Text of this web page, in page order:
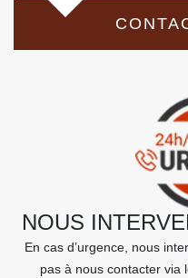
NOUS
En cas d’urgence, nous
pas à nous contacter via